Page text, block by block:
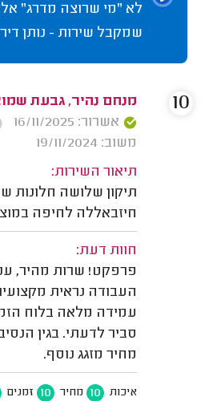
לא "מי שרוצה מדרג"
שמקבל שירות - נותן
מנחם נהיר, גבעת
אשרור: 16/11/2025
משוב: 19/11/2024
תיאור השירות:
תיקון שלושה חלונות
חיזבאללה לחיפה
חוות דעת:
פרפקט! שרות מהיר,
העבודה נראית
עמידה מלאה בלוח
סביר לדעתי. בגין
מחיר מזגג נוסף.
איכות 10 מחיר 10 זמנים
10